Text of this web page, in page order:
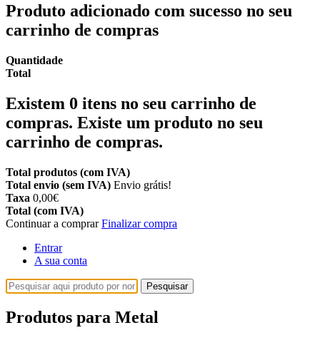
Produto adicionado com sucesso no seu
carrinho de compras
Quantidade
Total
Existem 0 itens no seu carrinho de
compras. Existe um produto no seu
carrinho de compras.
Total produtos (com IVA)
Total envio (sem IVA) Envio grátis!
Taxa 0,00€
Total (com IVA)
Continuar a comprarFinalizar compra
Entrar
A sua conta
Pesquisar
Produtos para Metal